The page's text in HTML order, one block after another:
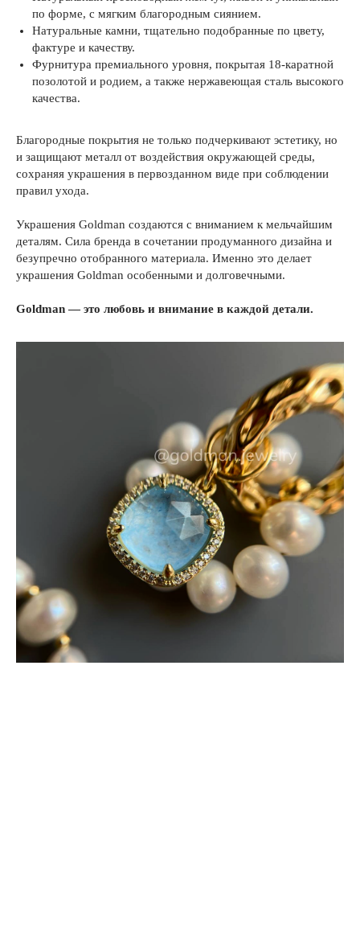
по форме, с мягким благородным сиянием.
Натуральные камни, тщательно подобранные по цвету,
фактуре и качеству.
Фурнитура премиального уровня, покрытая 18-каратной
позолотой и родием, а также нержавеющая сталь высокого
качества.
Благородные покрытия не только подчеркивают эстетику, но
и защищают металл от воздействия окружающей среды,
сохраняя украшения в первозданном виде при соблюдении
правил ухода.
Украшения Goldman создаются с вниманием к мельчайшим
деталям. Сила бренда в сочетании продуманного дизайна и
безупречно отобранного материала. Именно это делает
украшения Goldman особенными и долговечными.
Goldman — это любовь и внимание в каждой детали.